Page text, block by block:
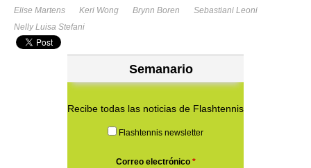
Elise Martens
Keri Wong Brynn Boren
Sebastiani Leoni
Nelly Luisa Stefani
Semanario
Recibe todas las noticias de Flashtennis
Flashtennis newsletter
Correo electrónico *